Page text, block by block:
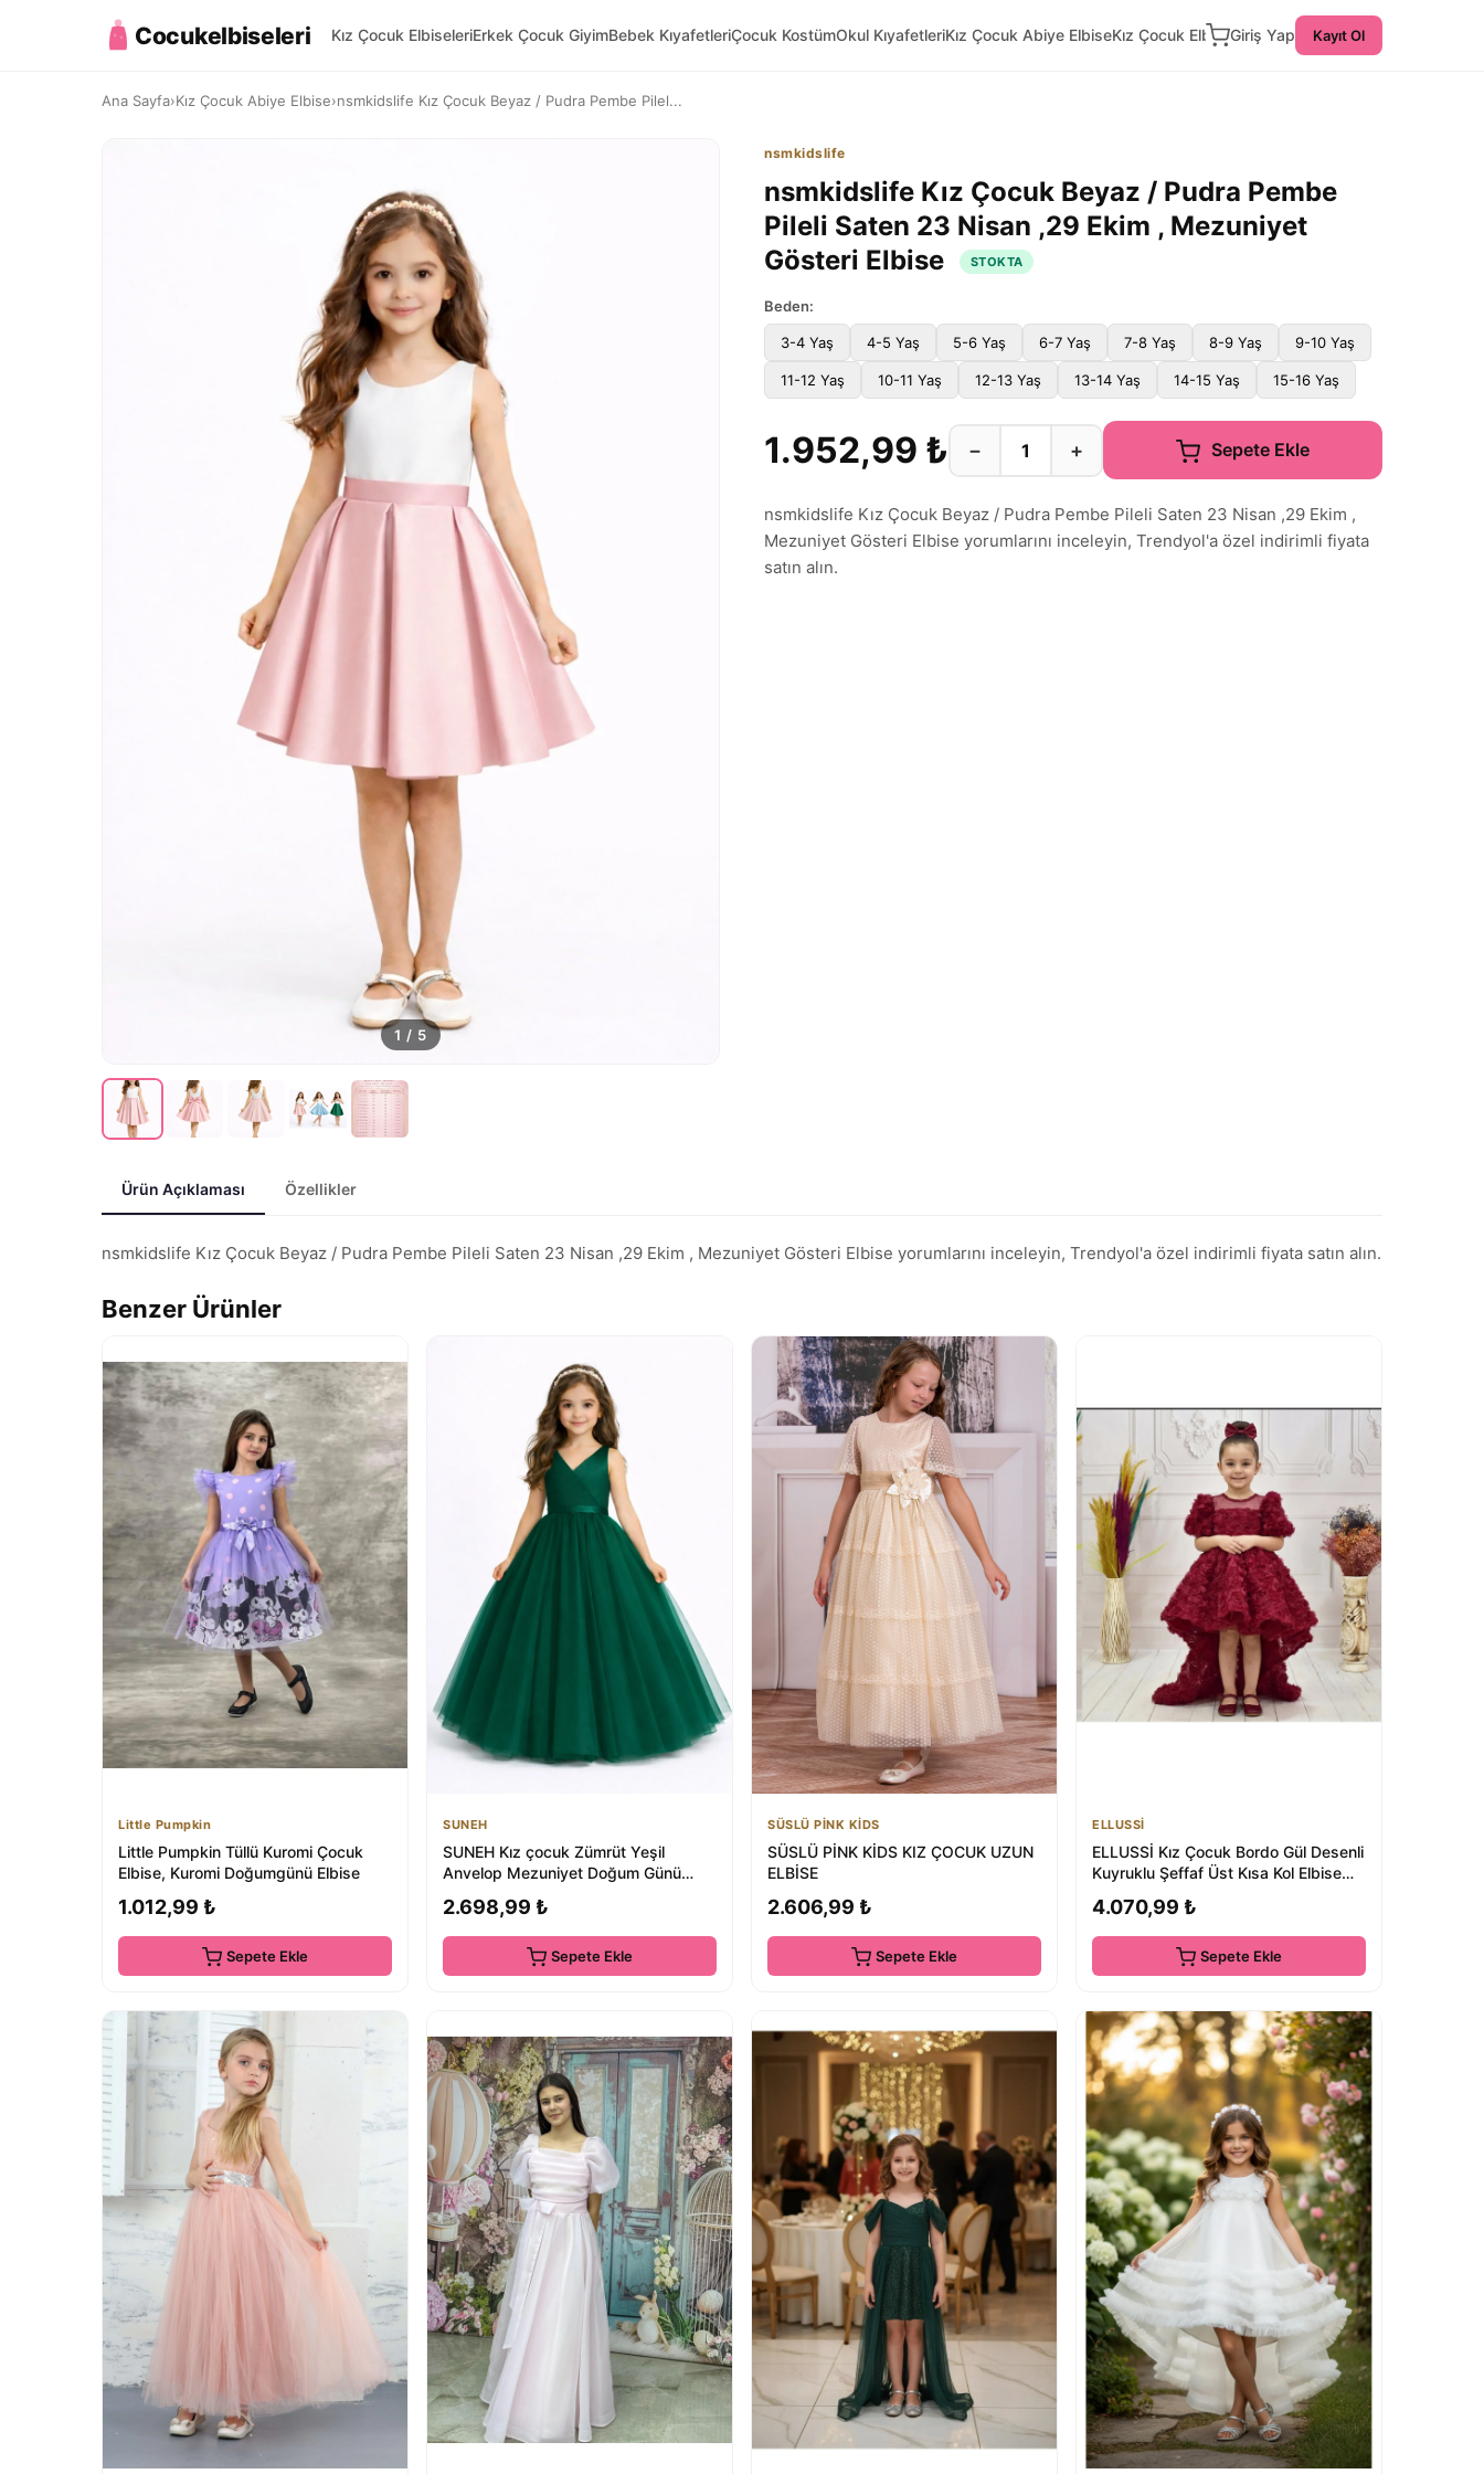
Cocukelbiseleri Kız Çocuk ElbiseleriErkek Çocuk GiyimBebek KıyafetleriÇocuk KostümOkul KıyafetleriKız Çocuk Abiye ElbiseKız Çocuk ElbiseGiriş Yap Kayıt Ol
Ana Sayfa›Kız Çocuk Abiye Elbise›nsmkidslife Kız Çocuk Beyaz / Pudra Pembe Pilel...
1 / 5
nsmkidslife
nsmkidslife Kız Çocuk Beyaz / Pudra Pembe
Pileli Saten 23 Nisan ,29 Ekim , Mezuniyet
Gösteri Elbise
STOKTA
Beden:
3-4 Yaş 4-5 Yaş 5-6 Yaş 6-7 Yaş 7-8 Yaş 8-9 Yaş 9-10 Yaş
11-12 Yaş 10-11 Yaş 12-13 Yaş 13-14 Yaş 14-15 Yaş 15-16 Yaş
1.952,99 ₺ − + Sepete Ekle
nsmkidslife Kız Çocuk Beyaz / Pudra Pembe Pileli Saten 23 Nisan ,29 Ekim ,
Mezuniyet Gösteri Elbise yorumlarını inceleyin, Trendyol'a özel indirimli fiyata
satın alın.
Ürün Açıklaması Özellikler
nsmkidslife Kız Çocuk Beyaz / Pudra Pembe Pileli Saten 23 Nisan ,29 Ekim , Mezuniyet Gösteri Elbise yorumlarını inceleyin, Trendyol'a özel indirimli fiyata satın alın.
Benzer Ürünler
Little Pumpkin
Little Pumpkin Tüllü Kuromi Çocuk
Elbise, Kuromi Doğumgünü Elbise
1.012,99 ₺
Sepete Ekle
SUNEH
SUNEH Kız çocuk Zümrüt Yeşil
Anvelop Mezuniyet Doğum Günü
2.698,99 ₺
Sepete Ekle
SÜSLÜ PİNK KİDS
SÜSLÜ PİNK KİDS KIZ ÇOCUK UZUN
ELBİSE
2.606,99 ₺
Sepete Ekle
ELLUSSİ
ELLUSSİ Kız Çocuk Bordo Gül Desenli
Kuyruklu Şeffaf Üst Kısa Kol Elbise
4.070,99 ₺
Sepete Ekle